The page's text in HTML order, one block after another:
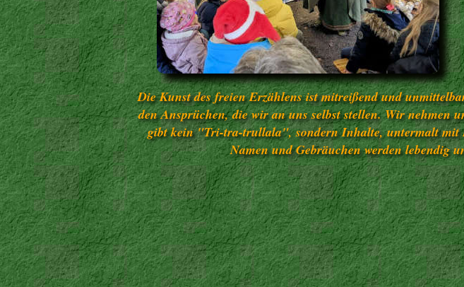
Die Kunst des freien Erzählens ist mitreißend und
den Ansprüchen, die wir an uns selbst stellen. Wir nehmen
gibt kein "Tri-tra-trullala", sondern Inhalte, untermalt mit
Namen und Gebräuchen werden lebendig